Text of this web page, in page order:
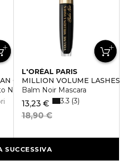
CONCEALER
Naturale
L'ORÉAL PARIS
MILLION VOLUME LASHES
Balm Noir Mascara
13,23 €
18,90 €
3.3 3
SUCCESSIVA